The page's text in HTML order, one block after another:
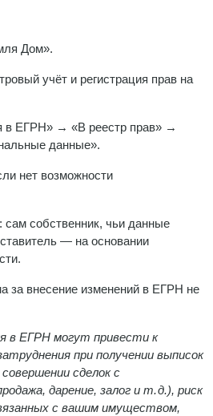
Дом».
учёт и регистрация прав на
в ЕГРН» → «В реестр прав» →
данные».
нет возможности
собственник, чьи данные
— на основании
за внесение изменений в ЕГРН не
в ЕГРН могут привести к
при получении выписок
сделок с
дарение, залог и т. д.), риск
с вашим имуществом,